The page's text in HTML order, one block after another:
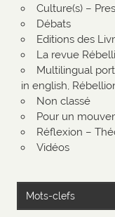
Culture(s) –
Débats
Editions des
La revue
Multilingual
in english,
Non classé
Pour un
Réflexion –
Vidéos
Mots-clefs